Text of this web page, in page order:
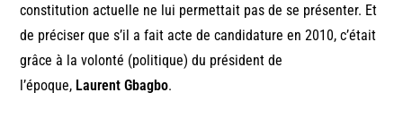
constitution actuelle ne lui permettait pas de se présenter. Et
de préciser que s’il a fait acte de candidature en 2010, c’était
grâce à la volonté (politique) du président de
l’époque, Laurent Gbagbo.